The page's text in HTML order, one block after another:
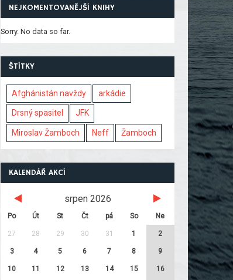
NEJKOMENTOVANĚJŠÍ KNIHY
Sorry. No data so far.
ŠTÍTKY
Afghánistán navždy arkádie
Drsný spasitel JFK
Miroslav Žamboch Neff Žamboch
KALENDÁŘ AKCÍ
srpen 2026
Po Út St Čt pá So Ne
27 28 29 30 31 1 2
3 4 5 6 7 8 9
10 11 12 13 14 15 16